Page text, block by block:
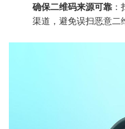
确保二维码来源可靠
渠道，避免误扫恶意二